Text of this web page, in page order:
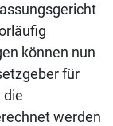
können nun
für
die
werden